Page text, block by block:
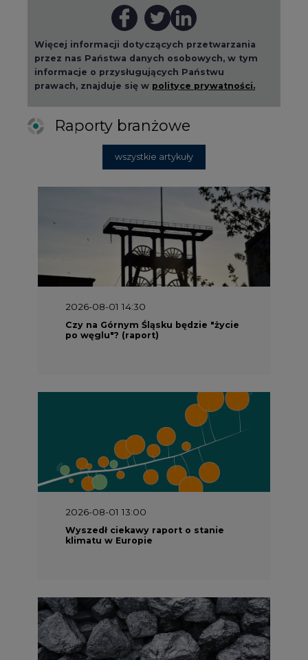
Więcej informacji dotyczących przetwarzania
przez nas Państwa danych osobowych, w tym
informacje o przysługujących Państwu
prawach, znajduje się w polityce prywatności.
Raporty branżowe
wszystkie artykuły
2026-08-01 14:30
Czy na Górnym Śląsku będzie "życie
po węglu"? (raport)
2026-08-01 13:00
Wyszedł ciekawy raport o stanie
klimatu w Europie